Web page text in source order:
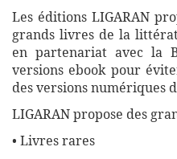
Les éditions LIGARAN
grands livres de la
en partenariat avec la
versions ebook pour
des versions numériques
LIGARAN propose des
• Livres rares